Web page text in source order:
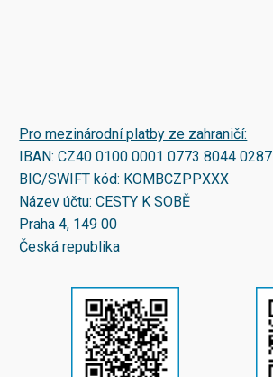
Pro mezinárodní platby ze zahraničí:
IBAN:CZ40 0100 0001 0773 8044 0287
BIC/SWIFT kód: KOMBCZPPXXX
Název účtu: CESTY K SOBĚ
Praha 4, 149 00
Česká republika